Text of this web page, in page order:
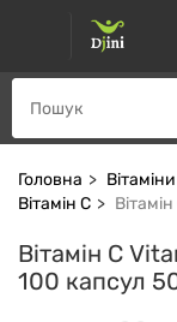
Головна
Вітамін С
Вітамін С
100 капсул